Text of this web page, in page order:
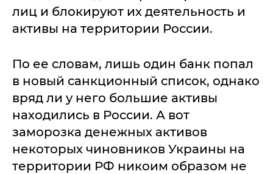
лиц и блокируют их деятельность и
активы на территории России.
По ее словам, лишь один банк попал
в новый санкционный список, однако
вряд ли у него большие активы
находились в России. А вот
заморозка денежных активов
некоторых чиновников Украины на
территории РФ никоим образом не